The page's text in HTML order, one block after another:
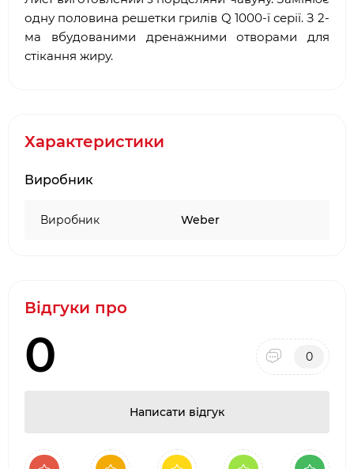
одну половина решетки грилів Q 1000-ї серії. З 2-
ма вбудованими дренажними отворами для
стікання жиру.
Характеристики
Виробник
Виробник Weber
Відгуки про
0 0
Написати відгук